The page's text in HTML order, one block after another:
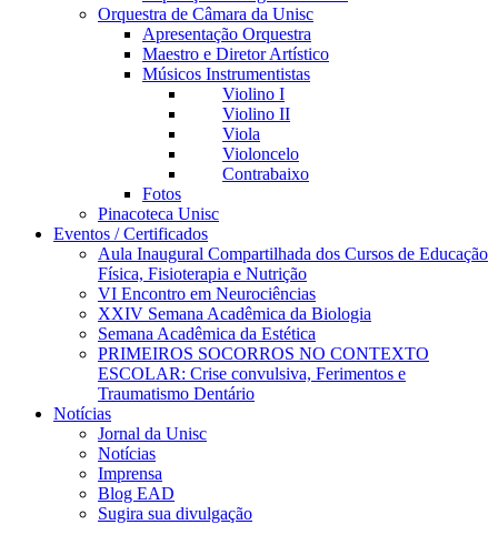
Orquestra de Câmara da Unisc
Apresentação Orquestra
Maestro e Diretor Artístico
Músicos Instrumentistas
Violino I
Violino II
Viola
Violoncelo
Contrabaixo
Fotos
Pinacoteca Unisc
Eventos / Certificados
Aula Inaugural Compartilhada dos Cursos de Educação
Física, Fisioterapia e Nutrição
VI Encontro em Neurociências
XXIV Semana Acadêmica da Biologia
Semana Acadêmica da Estética
PRIMEIROS SOCORROS NO CONTEXTO
ESCOLAR: Crise convulsiva, Ferimentos e
Traumatismo Dentário
Notícias
Jornal da Unisc
Notícias
Imprensa
Blog EAD
Sugira sua divulgação